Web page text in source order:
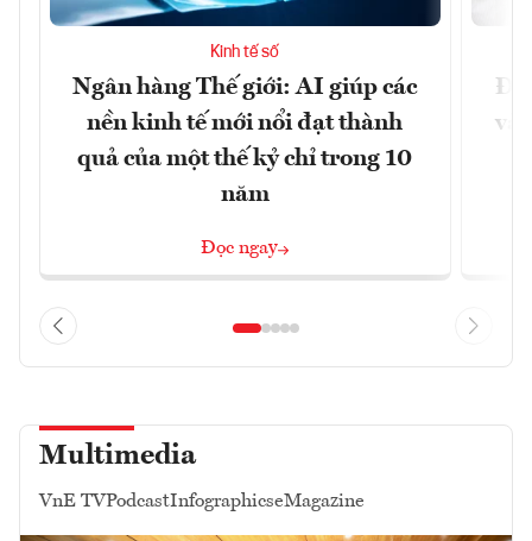
Kinh tế số
Ngân hàng Thế giới: AI giúp các
nền kinh tế mới nổi đạt thành
quả của một thế kỷ chỉ trong 10
năm
Đọc ngay
Multimedia
VnE TVPodcastInfographicseMagazine